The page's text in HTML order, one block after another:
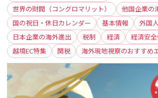
世界の財閥（コングロマリット）
他国企業の
国の祝日・休日カレンダー
基本情報
外国
日本企業の海外進出
税制 経済 経済安
越境EC特集
関税 海外現地視察のおすすめ